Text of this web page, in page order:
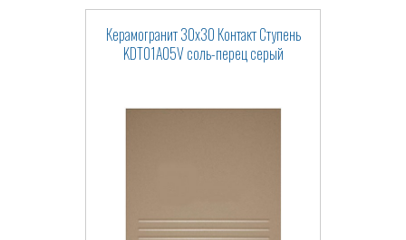
Керамогранит 30x30 Контакт Ступень
KDT01A05V соль-перец серый